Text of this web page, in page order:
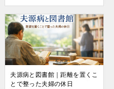
夫源病と図書館｜距離を置くこ
とで整った夫婦の休日